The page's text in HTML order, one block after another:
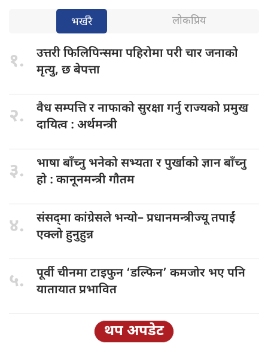
भर्खरै लोकप्रिय
१. उत्तरी फिलिपिन्समापहिरोमा परी चार जनाको
मृत्यु, छ बेपत्ता
२. वैध सम्पत्तिर नाफाको सुरक्षा गर्नु राज्यको प्रमुख
दायित्व : अर्थमन्त्री
३. भाषा बाँच्नुभनेको सभ्यता र पुर्खाको ज्ञान बाँच्नु
हाे : कानूनमन्त्री गाैतम
४. संसद्‌मा कांग्रेसले भन्यो–प्रधानमन्त्रीज्यू तपाईं
एक्लो हुनुहुन्न
५. पूर्वी चीनमाटाइफुन ‘डल्फिन’ कमजोर भए पनि
यातायात प्रभावित
थप अपडेट